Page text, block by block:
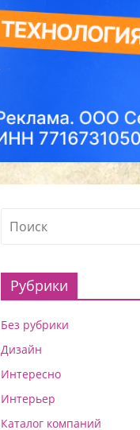
Рубрики
Без рубрики
Дизайн
Интересно
Интерьер
Каталог компаний